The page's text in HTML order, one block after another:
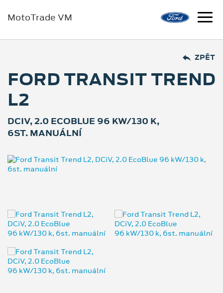
MotoTrade VM
ZPĚT
FORD TRANSIT TREND
L2
DCIV, 2.0 ECOBLUE 96 KW/130 K,
6ST. MANUÁLNÍ